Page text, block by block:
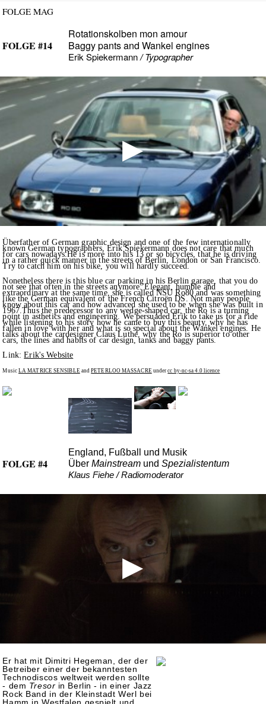
FOLGE MAG
FOLGE #14
Rotationskolben mon amour
Baggy pants and Wankel engines
Erik Spiekermann/Typographer
Überfather of German graphic design and one of the few internationally
known German typographers, Erik Spiekermann does not care that much
for cars nowadays.He is more into his 13 or so bicycles, that he is driving
in a rather quick manner in the streets of Berlin, London or San Francisco.
Try to catch him on his bike, you will hardly succeed.
Nonetheless there is this blue car parking in his Berlin garage, that you do
not see that often in the streets anymore. Elegant, humble and
extraordinary at the same time, she is called NSU Ro80 and was something
like the German equivalent of the French Citroën DS. Not many people
know about this car and how advanced she used to be when she was built in
1967.Thus the predecessor to any wedge-shaped car, the Ro is a turning
point in asthetics and engineering. We persuaded Erik to take us for a ride
while listening to his story how he came to buy this beauty, why he has
fallen in love with her and what is so special about the Wankel engines. He
talks about the cardesigner Claus Luthe, why the Ro is superior to other
cars, the lines and habits of car design, tanks and baggy pants.
Link:Erik's Website
MusicLA MATRICE SENSIBLE andPETERLOO MASSACRE undercc by-nc-sa 4.0 licence
FOLGE #4
England, Fußball und Musik
Über Mainstream und Spezialistentum
Klaus Fiehe / Radiomoderator
Er hat mit Dimitri Hegeman, der der
Betreiber einer der bekanntesten
Technodiscos weltweit werden sollte
- dem Tresor in Berlin - in einer Jazz
Rock Band in der Kleinstadt Werl bei